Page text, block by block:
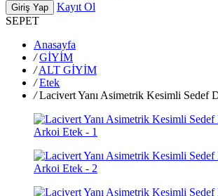
Giriş Yap
Kayıt Ol
SEPET
Anasayfa
/ GİYİM
/ ALT GİYİM
/ Etek
/ Lacivert Yanı Asimetrik Kesimli Sedef